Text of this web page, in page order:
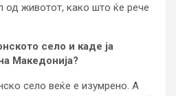
од животот, како што ќе рече
село и каде ја
Македонија?
село веќе е изумрено. А